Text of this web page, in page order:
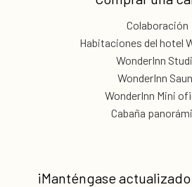
Colaboración
Habitaciones del hotel
WonderInn
WonderInn
WonderInn Mini
Cabaña
¡Manténgase